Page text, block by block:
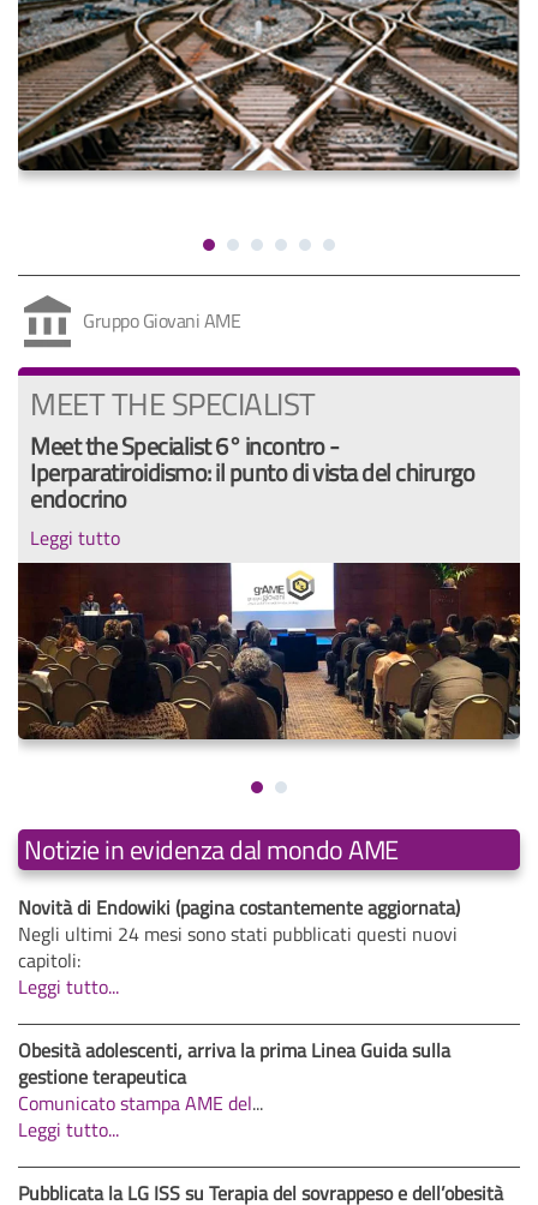
Gruppo Giovani AME
MEET THE SPECIALIST
Meet the Specialist 6° incontro -
Iperparatiroidismo: il punto di vista del chirurgo
endocrino
Leggi tutto
Notizie in evidenza dal mondo AME
Novità di Endowiki (pagina costantemente aggiornata)
Negli ultimi 24 mesi sono stati pubblicati questi nuovi
capitoli:
Leggi tutto...
Obesità adolescenti, arriva la prima Linea Guida sulla
gestione terapeutica
Comunicato stampa AME del...
Leggi tutto...
Pubblicata la LG ISS su Terapia del sovrappeso e dell’obesità